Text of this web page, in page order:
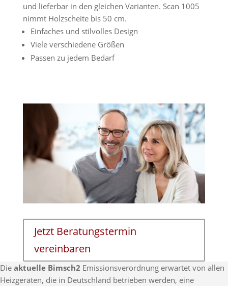
und lieferbar in den gleichen Varianten. Scan 1005
nimmt Holzscheite bis 50 cm.
Einfaches und stilvolles Design
Viele verschiedene Größen
Passen zu jedem Bedarf
Jetzt Beratungstermin
vereinbaren
Die aktuelle Bimsch2 Emissionsverordnung erwartet von allen
Heizgeräten, die in Deutschland betrieben werden, eine